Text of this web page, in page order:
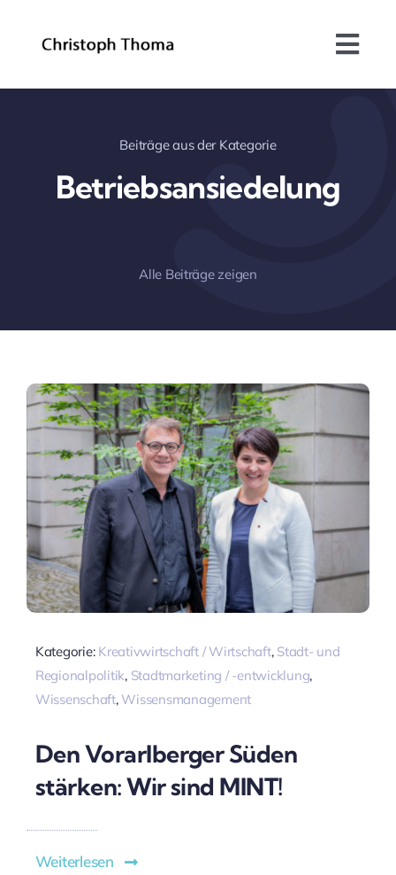
Über mich
Arbeitsschwerpunkte
Beiträge aus der Kategorie
Betriebsansiedelung
Alle Beiträge zeigen
Kategorie: Kreativwirtschaft / Wirtschaft, Stadt- und
Regionalpolitik, Stadtmarketing / -entwicklung,
Wissenschaft, Wissensmanagement
Den Vorarlberger Süden
stärken: Wir sind MINT!
Weiterlesen